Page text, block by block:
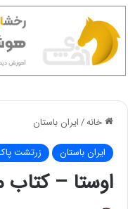
خانه/ایران باستان
ایران باستان زرتشت
اوستا – کتاب